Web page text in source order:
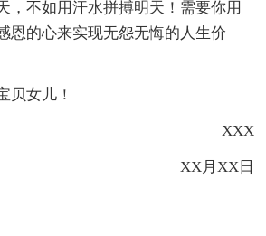
，不如用汗水拼搏明天！需要你用
恩的心来实现无怨无悔的人生价
贝女儿！
XXX
XX月XX日